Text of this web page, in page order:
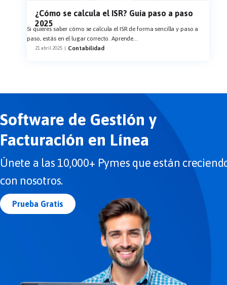
¿Cómo se calcula el ISR? Guía paso a paso
2025
Si quieres saber cómo se calcula el ISR de forma sencilla y paso a
paso, estás en el lugar correcto. Aprende
21 abril 2025 | Contabilidad
Software de Gestión y
Facturación en Línea
Únete a las 10,000+ Pymes que están
con nosotros.
Prueba Gratis